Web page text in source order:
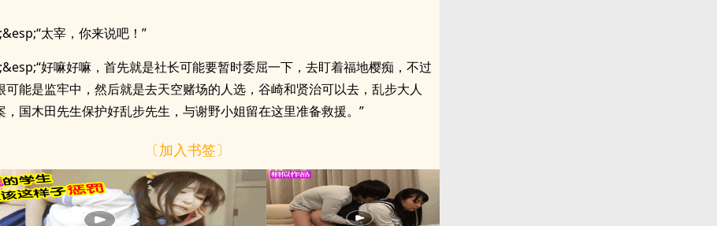
太宰，你来说吧！”
好嘛好嘛，首先就是社长可能要暂时委屈一下，去盯着福地樱痴，不过
可能是监牢中，然后就是去天空赌场的人选，谷崎和贤治可以去，乱步大人
，国木田先生保护好乱步先生，与谢野小姐留在这里准备救援。”
〔加入书签〕